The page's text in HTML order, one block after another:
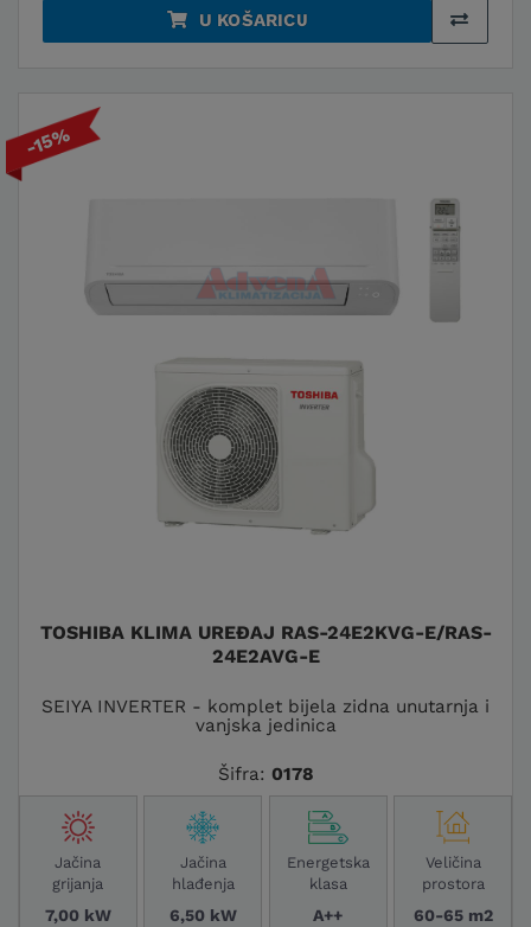
U KOŠARICU
-15%
TOSHIBA KLIMA UREĐAJ RAS-24E2KVG-E/RAS-
24E2AVG-E
SEIYA INVERTER - komplet bijela zidna unutarnja i
vanjska jedinica
Šifra: 0178
Jačina
grijanja
7,00 kW
Jačina
hlađenja
6,50 kW
Energetska
klasa
A++
Veličina
prostora
60-65 m2